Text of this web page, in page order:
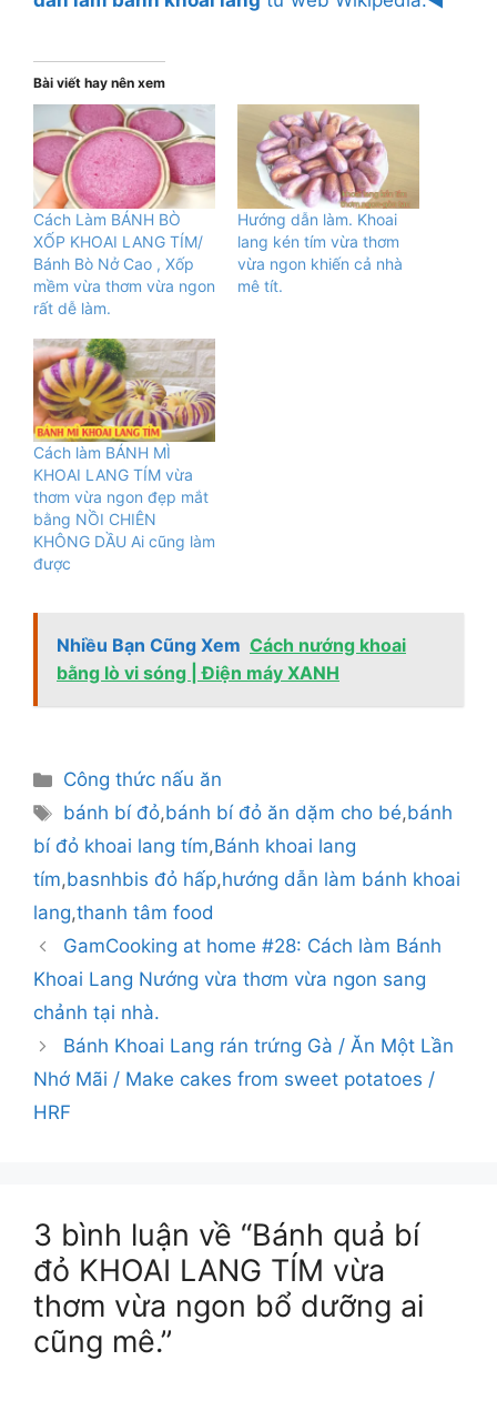
Bài viết hay nên xem
Cách Làm BÁNH BÒ
XỐP KHOAI LANG TÍM/
Bánh Bò Nở Cao , Xốp
mềm vừa thơm vừa ngon
rất dễ làm.
Hướng dẫn làm. Khoai
lang kén tím vừa thơm
vừa ngon khiến cả nhà
mê tít.
Cách làm BÁNH MÌ
KHOAI LANG TÍM vừa
thơm vừa ngon đẹp mắt
bằng NỒI CHIÊN
KHÔNG DẦU Ai cũng làm
được
Nhiều Bạn Cũng Xem Cách nướng khoai
bằng lò vi sóng | Điện máy XANH
Danh
mục
Công thức nấu ăn
Thẻ
bánh bí đỏ,bánh bí đỏ ăn dặm cho bé,bánh
bí đỏ khoai lang tím,Bánh khoai lang
tím,basnhbis đỏ hấp,hướng dẫn làm bánh khoai
lang,thanh tâm food
GamCooking at home #28: Cách làm Bánh
Khoai Lang Nướng vừa thơm vừa ngon sang
chảnh tại nhà.
Bánh Khoai Lang rán trứng Gà / Ăn Một Lần
Nhớ Mãi / Make cakes from sweet potatoes /
HRF
3 bình luận về “Bánh quả bí
đỏ KHOAI LANG TÍM vừa
thơm vừa ngon bổ dưỡng ai
cũng mê.”